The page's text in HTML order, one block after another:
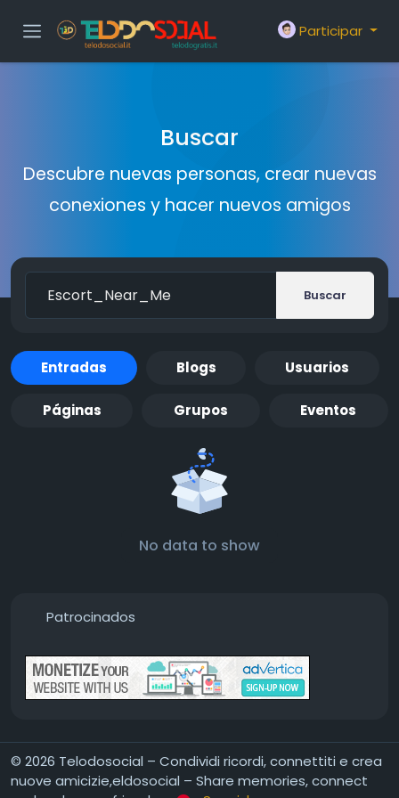
Participar
Buscar
Descubre nuevas personas, crear nuevas
conexiones y hacer nuevos amigos
Buscar
Entradas Blogs Usuarios
Páginas Grupos Eventos
No data to show
Patrocinados
© 2026 Telodosocial – Condividi ricordi, connettiti e crea
nuove amicizie,eldosocial – Share memories, connect